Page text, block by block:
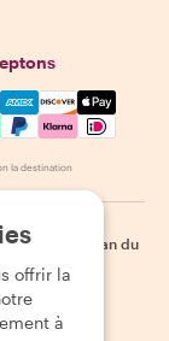
Visa, Amex,
la destination
| Cookies
Plan du
offrir la
à